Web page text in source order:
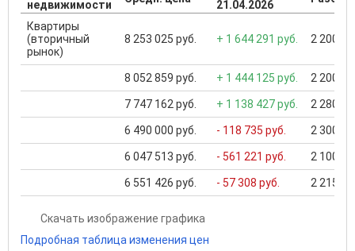
недвижимости
21.04.2026
Квартиры
(вторичный
рынок)
8 253 025 руб. + 1 644 291 руб. 2 200
8 052 859 руб. + 1 444 125 руб. 2 200
7 747 162 руб. + 1 138 427 руб. 2 280
6 490 000 руб. - 118 735 руб. 2 300
6 047 513 руб. - 561 221 руб. 2 100
6 551 426 руб. - 57 308 руб. 2 215
Скачать изображение графика
Подробная таблица изменения цен